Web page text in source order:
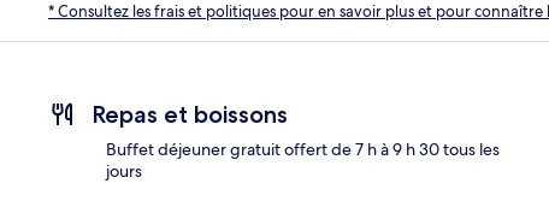
* Consultez les frais et politiques pour en savoir plus et pour connaître
Repas et boissons
Buffet déjeuner gratuit offert de 7 h à 9 h 30 tous les
jours